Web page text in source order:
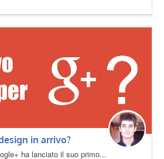
in arrivo?
ha lanciato il suo primo...